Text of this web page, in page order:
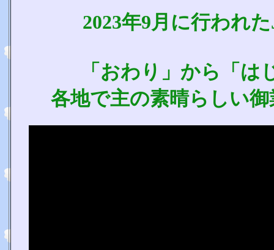
2023年9月に行われ
「おわり」から「
各地で主の素晴らしい